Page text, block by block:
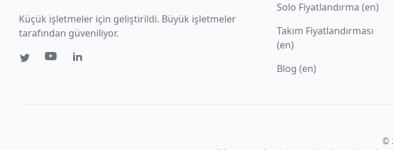
Küçük işletmeler için geliştirildi. Büyük işletmeler
tarafından güveniliyor.
Solo Fiyatlandırma (en)
Takım Fiyatlandırması
(en)
Blog (en)
©